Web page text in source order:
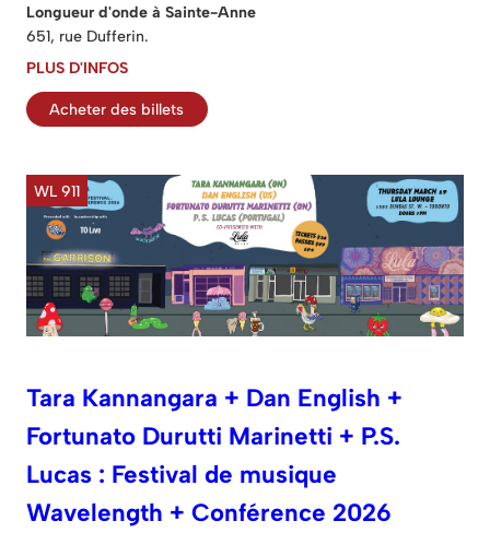
Longueur d'onde à Sainte-Anne
651, rue Dufferin.
PLUS D'INFOS
Acheter des billets
WL 911
Tara Kannangara + Dan English +
Fortunato Durutti Marinetti + P.S.
Lucas : Festival de musique
Wavelength + Conférence 2026